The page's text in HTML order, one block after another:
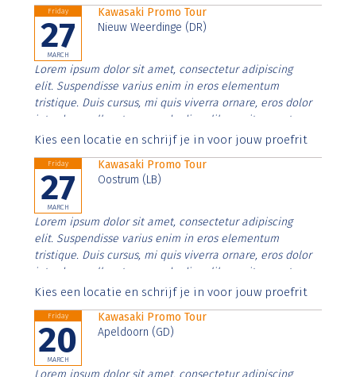
Friday
27
MARCH
Kawasaki Promo Tour
Nieuw Weerdinge (DR)
Lorem ipsum dolor sit amet, consectetur adipiscing
elit. Suspendisse varius enim in eros elementum
tristique. Duis cursus, mi quis viverra ornare, eros dolor
interdum nulla, ut commodo diam libero vitae erat.
Aenean faucibus nibh et justo cursus id rutrum lorem
Kies een locatie en schrijf je in voor jouw proefrit
Friday
27
MARCH
Kawasaki Promo Tour
Oostrum (LB)
Lorem ipsum dolor sit amet, consectetur adipiscing
elit. Suspendisse varius enim in eros elementum
tristique. Duis cursus, mi quis viverra ornare, eros dolor
interdum nulla, ut commodo diam libero vitae erat.
Aenean faucibus nibh et justo cursus id rutrum lorem
Kies een locatie en schrijf je in voor jouw proefrit
Friday
20
MARCH
Kawasaki Promo Tour
Apeldoorn (GD)
Lorem ipsum dolor sit amet, consectetur adipiscing